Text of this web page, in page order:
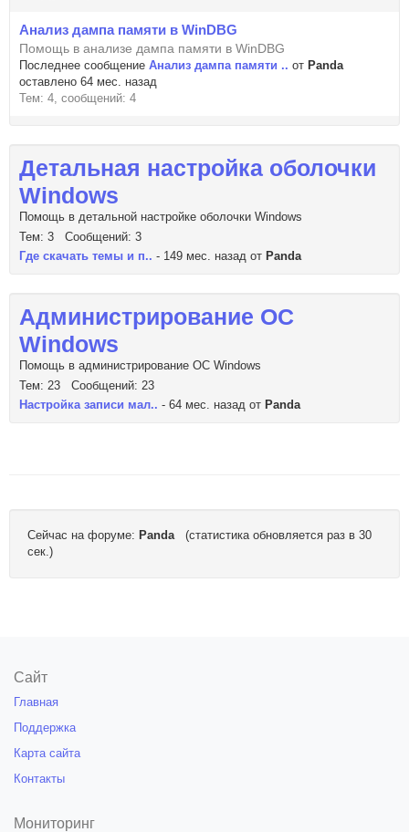
Анализ дампа памяти в WinDBG
Помощь в анализе дампа памяти в WinDBG
Последнее сообщение Анализ дампа памяти .. от Panda
оставлено 64 мес. назад
Тем: 4, сообщений: 4
Детальная настройка оболочки
Windows
Помощь в детальной настройке оболочки Windows
Тем: 3 Сообщений: 3
Где скачать темы и п.. - 149 мес. назад от Panda
Администрирование ОС
Windows
Помощь в администрирование ОС Windows
Тем: 23 Сообщений: 23
Настройка записи мал.. - 64 мес. назад от Panda
Сейчас на форуме: Panda(статистика обновляется раз в 30
сек.)
Сайт
Главная
Поддержка
Карта сайта
Контакты
Мониторинг